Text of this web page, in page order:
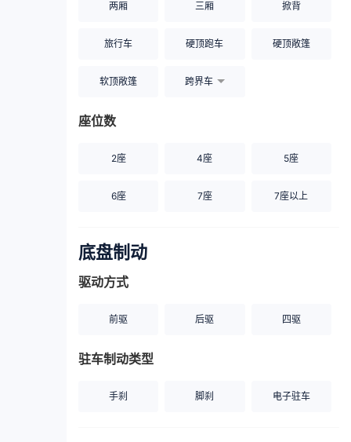
两厢 三厢 掀背
旅行车 硬顶跑车 硬顶敞篷
软顶敞篷 跨界车
座位数
2座 4座 5座
6座 7座 7座以上
底盘制动
驱动方式
前驱 后驱 四驱
驻车制动类型
手刹 脚刹 电子驻车